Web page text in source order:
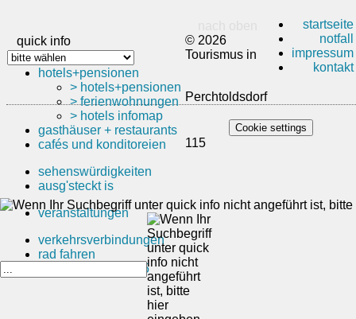
startseite
notfall
impressum
kontakt
quick info
hotels+pensionen
> hotels+pensionen
> ferienwohnungen
> hotels infomap
gasthäuser + restaurants
cafés und konditoreien
sehenswürdigkeiten
ausg'steckt is
veranstaltungen
verkehrsverbindungen
rad fahren
sommerspiele 2025
© 2026
Tourismus in
Perchtoldsdorf
Cookie settings
115